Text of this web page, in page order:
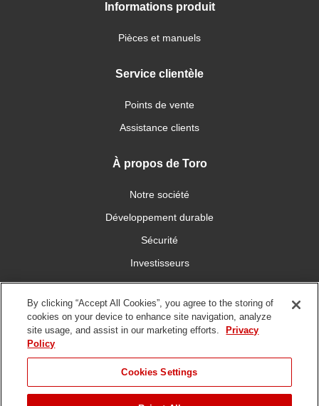
Informations produit
Pièces et manuels
Service clientèle
Points de vente
Assistance clients
À propos de Toro
Notre société
Développement durable
Sécurité
Investisseurs
Carrières
Connectez-vous avec nous
By clicking “Accept All Cookies”, you agree to the storing of
cookies on your device to enhance site navigation, analyze
site usage, and assist in our marketing efforts.
Privacy
Policy
Cookies Settings